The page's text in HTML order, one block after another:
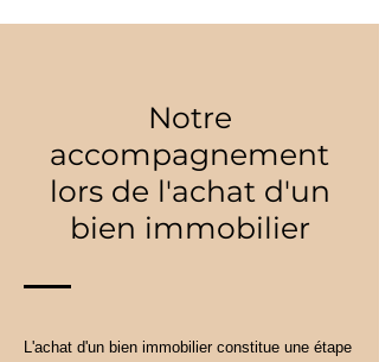
Notre
accompagnement
lors de l'achat d'un
bien immobilier
L'achat d'un bien immobilier constitue une étape